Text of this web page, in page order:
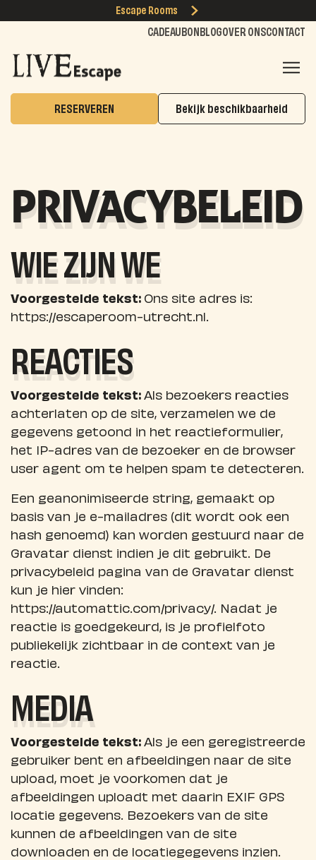
Escape Rooms
CADEAUBONBLOGOVER ONSCONTACT
RESERVEREN Bekijk beschikbaarheid
PRIVACYBELEID
WIE ZIJN WE
Voorgestelde tekst: Ons site adres is:
https://escaperoom-utrecht.nl.
REACTIES
Voorgestelde tekst:Als bezoekers reacties
achterlaten op de site, verzamelen we de
gegevens getoond in het reactieformulier,
het IP-adres van de bezoeker en de browser
user agent om te helpen spam te detecteren.
Een geanonimiseerde string, gemaakt op
basis van je e-mailadres (dit wordt ook een
hash genoemd) kan worden gestuurd naar de
Gravatar dienst indien je dit gebruikt. De
privacybeleid pagina van de Gravatar dienst
kun je hier vinden:
https://automattic.com/privacy/. Nadat je
reactie is goedgekeurd, is je profielfoto
publiekelijk zichtbaar in de context van je
reactie.
MEDIA
Voorgestelde tekst:Als je een geregistreerde
gebruiker bent en afbeeldingen naar de site
upload, moet je voorkomen dat je
afbeeldingen uploadt met daarin EXIF GPS
locatie gegevens. Bezoekers van de site
kunnen de afbeeldingen van de site
downloaden en de locatiegegevens inzien.